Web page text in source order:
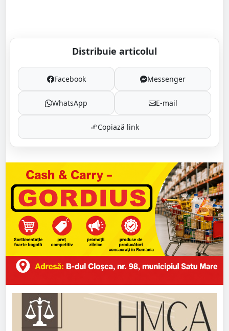
Distribuie articolul
Facebook Messenger
WhatsApp E-mail
Copiază link